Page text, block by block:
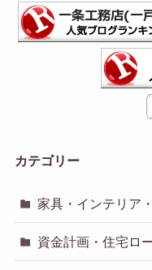
カテゴリー
家具・インテリア
資金計画・住宅ロ